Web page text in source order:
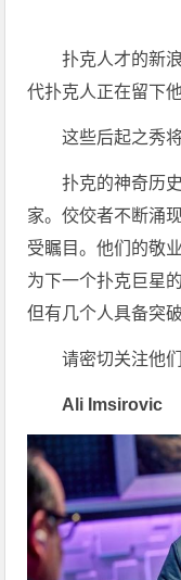
扑克人才的新
代扑克人正在留下
这些后起之秀
扑克的神奇历
家。佼佼者不断涌
受瞩目。他们的敬
为下一个扑克巨星
但有几个人具备突
请密切关注他
Ali Imsirovic